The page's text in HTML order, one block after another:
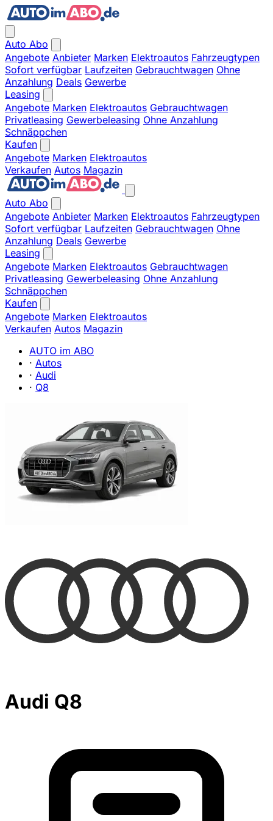
Auto Abo
Angebote Anbieter Marken Elektroautos Fahrzeugtypen
Sofort verfügbar Laufzeiten Gebrauchtwagen Ohne
Anzahlung Deals Gewerbe
Leasing
Angebote Marken Elektroautos Gebrauchtwagen
Privatleasing Gewerbeleasing Ohne Anzahlung
Schnäppchen
Kaufen
Angebote Marken Elektroautos
Verkaufen Autos Magazin
Auto Abo
Angebote Anbieter Marken Elektroautos Fahrzeugtypen
Sofort verfügbar Laufzeiten Gebrauchtwagen Ohne
Anzahlung Deals Gewerbe
Leasing
Angebote Marken Elektroautos Gebrauchtwagen
Privatleasing Gewerbeleasing Ohne Anzahlung
Schnäppchen
Kaufen
Angebote Marken Elektroautos
Verkaufen Autos Magazin
AUTO im ABO
· Autos
· Audi
· Q8
Audi Q8